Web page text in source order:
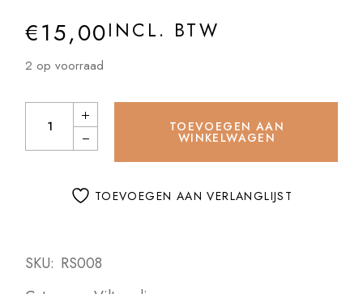
€15,00INCL. BTW
2 op voorraad
Vilten slinger Herfst Bladeren quantity
TOEVOEGEN AAN
WINKELWAGEN
TOEVOEGEN AAN VERLANGLIJST
SKU: RS008